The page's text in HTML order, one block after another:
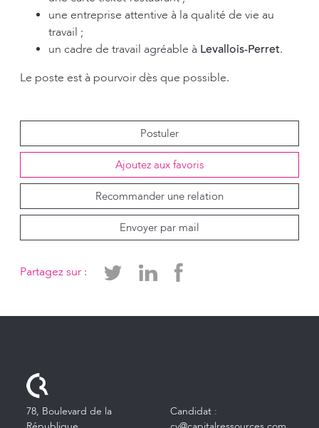
une entreprise attentive à la qualité de vie au
travail ;
un cadre de travail agréable à Levallois-Perret.
Le poste est à pourvoir dès que possible.
Postuler
Ajoutez aux favoris
Recommander une relation
Envoyer par mail
Partagez sur :
78, Boulevard de la
Candidat :